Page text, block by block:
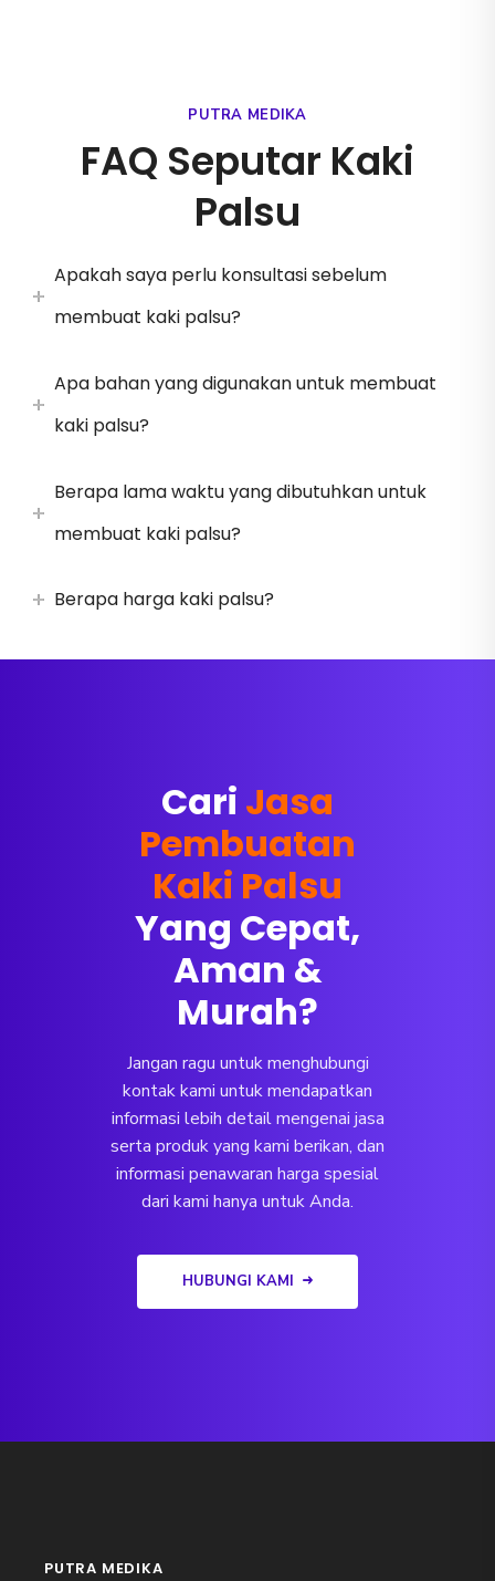
PUTRA MEDIKA
FAQ Seputar Kaki
Palsu
Apakah saya perlu konsultasi sebelum
membuat kaki palsu?
Apa bahan yang digunakan untuk membuat
kaki palsu?
Berapa lama waktu yang dibutuhkan untuk
membuat kaki palsu?
Berapa harga kaki palsu?
Cari Jasa
Pembuatan
Kaki Palsu
Yang Cepat,
Aman &
Murah?
Jangan ragu untuk menghubungi
kontak kami untuk mendapatkan
informasi lebih detail mengenai jasa
serta produk yang kami berikan, dan
informasi penawaran harga spesial
dari kami hanya untuk Anda.
HUBUNGI KAMI
PUTRA MEDIKA